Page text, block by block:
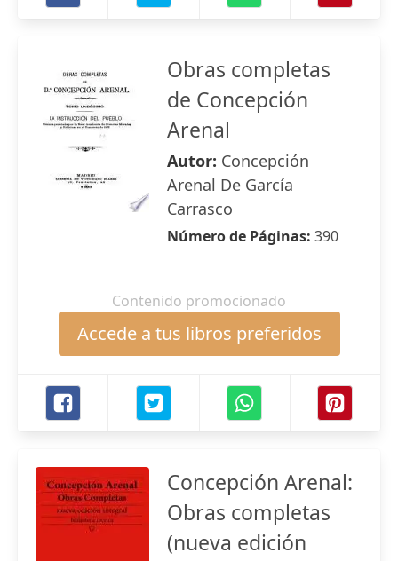
Obras completas
de Concepción
Arenal
Autor: Concepción
Arenal De García
Carrasco
Número de Páginas: 390
Contenido promocionado
Accede a tus libros preferidos
Concepción Arenal:
Obras completas
(nueva edición